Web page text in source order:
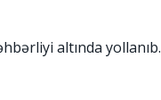
altında yollanıb.